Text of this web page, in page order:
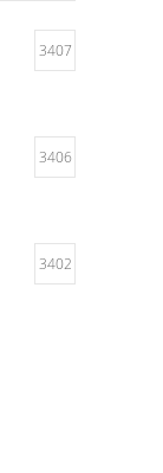
3407
3406
3402